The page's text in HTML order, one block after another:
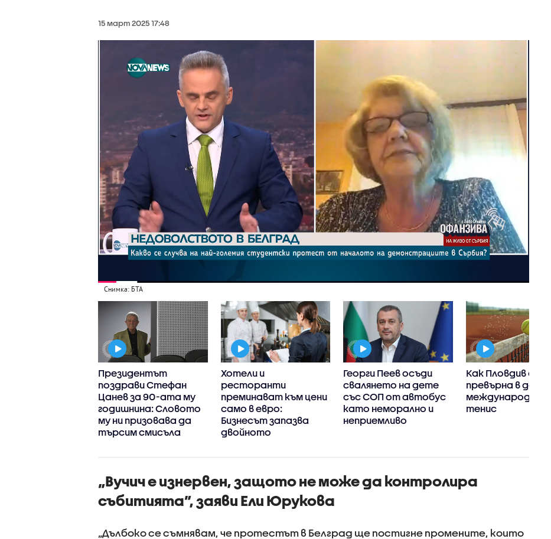
15 март 2025 17:48
Снимка: БТА
Президентът
поздрави Стефан
Цанев за 90-ата му
годишнина: Словото
му ни призовава да
търсим смисъла
Хотели и
ресторанти
преминават към цени
само в евро:
Бизнесът запазва
двойното
на сезона
Георги Пеев осъди
свалянето на дете
със СОП от автобус
като неморално и
неприемливо
Как Пловдив се
превърна в дом на
международния
тенис
„Вучич е изнервен, защото не може да контролира
събитията”, заяви Ели Юрукова
„Дълбоко се съмнявам, че протестът в Белград ще постигне промените, които